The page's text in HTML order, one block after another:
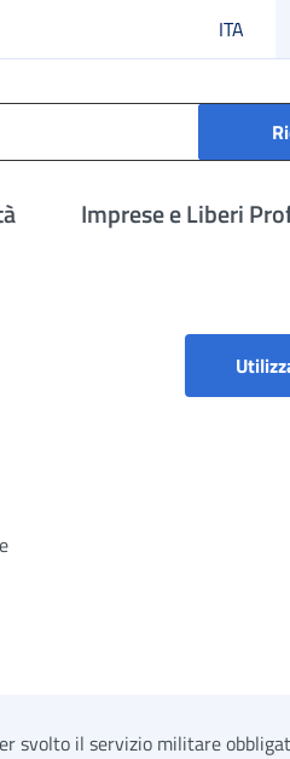
ITA
Imprese e Liberi
svolto il servizio militare